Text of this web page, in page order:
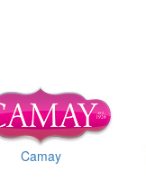
Camay